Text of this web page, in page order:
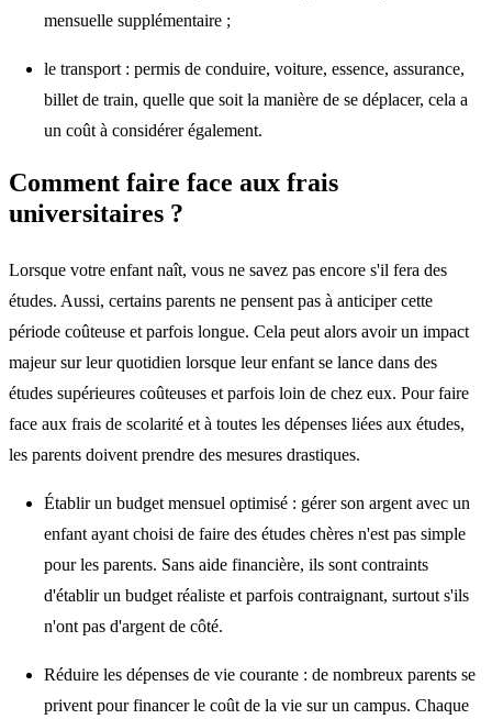
mensuelle supplémentaire ;
le transport : permis de conduire, voiture, essence, assurance,
billet de train, quelle que soit la manière de se déplacer, cela a
un coût à considérer également.
Comment faire face aux frais
universitaires ?
Lorsque votre enfant naît, vous ne savez pas encore s'il fera des
études. Aussi, certains parents ne pensent pas à anticiper cette
période coûteuse et parfois longue. Cela peut alors avoir un impact
majeur sur leur quotidien lorsque leur enfant se lance dans des
études supérieures coûteuses et parfois loin de chez eux. Pourfaire
face aux frais de scolarité et à toutes les dépenses liées aux études,
les parents doivent prendre des mesures drastiques.
Établir un budget mensuel optimisé : gérer son argent avec un
enfant ayant choisi de faire des études chères n'est pas simple
pour les parents. Sans aide financière, ils sont contraints
d'établir un budget réaliste et parfois contraignant, surtout s'ils
n'ont pas d'argent de côté.
Réduire les dépenses de vie courante : de nombreux parents se
privent pourfinancer le coût de la vie sur un campus. Chaque